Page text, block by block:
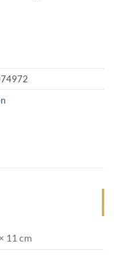
11 cm